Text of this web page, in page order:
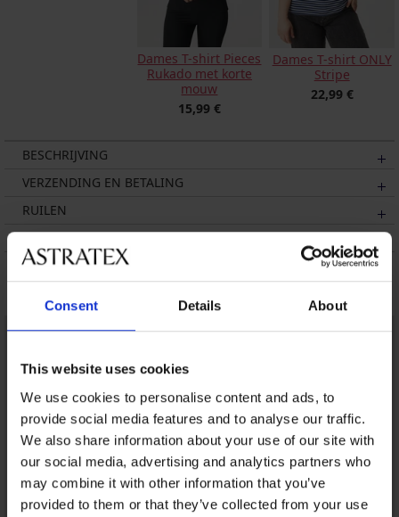
Consent Details About
This website uses cookies
We use cookies to personalise content and ads, to
provide social media features and to analyse our traffic.
We also share information about your use of our site with
our social media, advertising and analytics partners who
may combine it with other information that you’ve
provided to them or that they’ve collected from your use
Dames T-shirt Pieces
Rukado met korte
mouw
15,99 €
Dames T-shirt ONLY
Stripe
22,99 €
BESCHRIJVING
VERZENDING EN BETALING
RUILEN
ONDERHOUD EN WASSEN
Misschien vindt u dit ook leuk